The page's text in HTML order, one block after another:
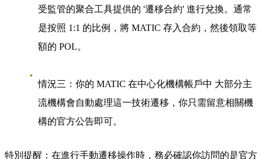
受監管的聚合工具提供的 '遷移合約' 進行兌換。通常
是按照 1:1 的比例，將 MATIC 存入合約，然後領取等
額的 POL。
情況三：你的 MATIC 在中心化機構帳戶中 大部分主
流機構會自動處理這一技術遷移，你只需留意相關機
構的官方公告即可。
特別提醒 ：在進行手動遷移操作時，務必確認你訪問的是官方